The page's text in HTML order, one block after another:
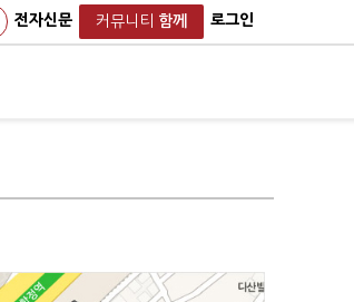
전자신문 커뮤니티 함께 로그인